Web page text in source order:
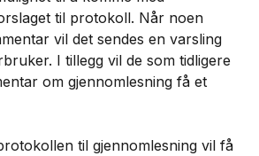
til protokoll. Når noen
vil det sendes en varsling
I tillegg vil de som tidligere
om gjennomlesning få et
til gjennomlesning vil få